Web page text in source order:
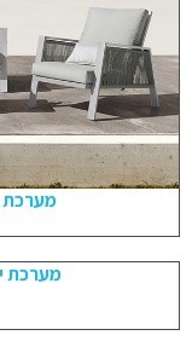
מערכת
מערכת